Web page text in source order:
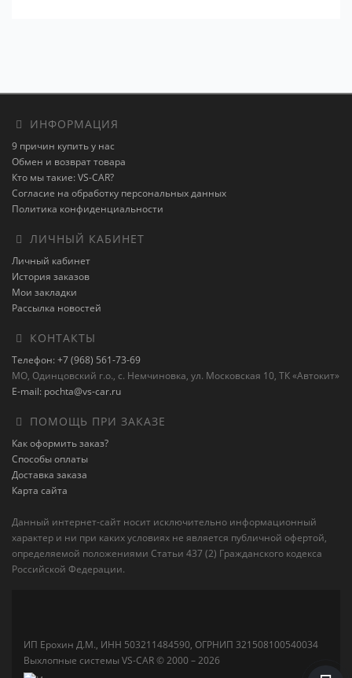
ИНФОРМАЦИЯ
9 причин купить у нас
Обмен и возврат товара
Кто мы такие: VS-CAR?
Согласие на обработку персональных данных
Политика конфиденциальности
ЛИЧНЫЙ КАБИНЕТ
Личный кабинет
История заказов
Мои закладки
Рассылка новостей
КОНТАКТЫ
Телефон: +7 (968) 561-73-69
МО, Одинцовский г.о., с. Немчиновка, ул. Московская 10, ТК «Автокит»
E-mail: pochta@vs-car.ru
ПОМОЩЬ ПРИ ЗАКАЗЕ
Как оформить заказ?
Способы оплаты
Доставка заказа
Карта сайта
Данный интернет-сайт носит исключительно информационный
характер и ни при каких условиях не является публичной офертой,
определяемой положениями Статьи 437 (2) Гражданского кодекса
Российской Федерации.
ИП Ерохин Д.М., ИНН 503211484590, ОГРНИП 321508100540034
Выхлопные системы VS-CAR © 2000 – 2026